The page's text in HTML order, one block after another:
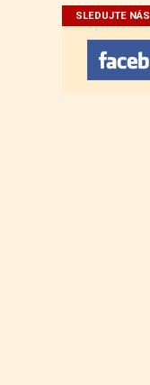
SLEDUJTE NÁS